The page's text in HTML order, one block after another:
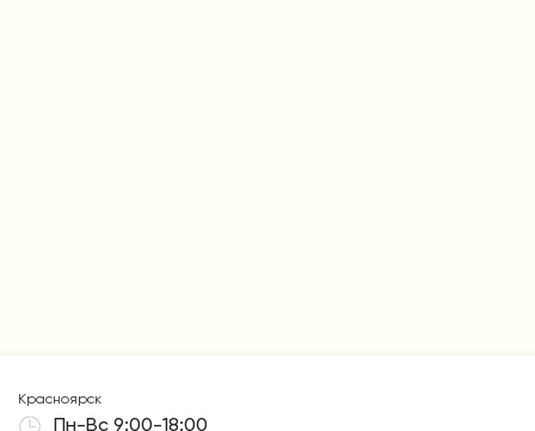
Красноярск
Пн-Вс 9:00-18:00